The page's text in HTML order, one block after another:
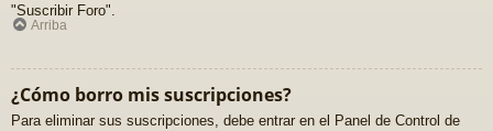
"Suscribir Foro".
Arriba
¿Cómo borro mis suscripciones?
Para eliminar sus suscripciones, debe entrar en el Panel de Control de